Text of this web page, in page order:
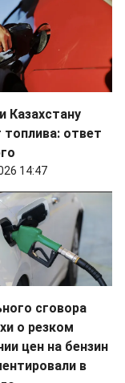
Казахстану
ответ
14:47
сговора
о резком
цен на бензин
в